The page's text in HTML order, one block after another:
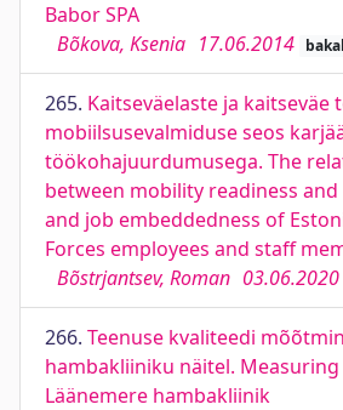
Babor SPA
Bõkova, Ksenia 17.06.2014
265. Kaitseväelaste ja kaitseväe
mobiilsusevalmiduse seos
töökohajuurdumusega. The
between mobility readiness
and job embeddedness of
Forces employees and staff
Bõstrjantsev, Roman 03.06.2020
266. Teenuse kvaliteedi
hambakliiniku näitel.
Läänemere hambakliinik